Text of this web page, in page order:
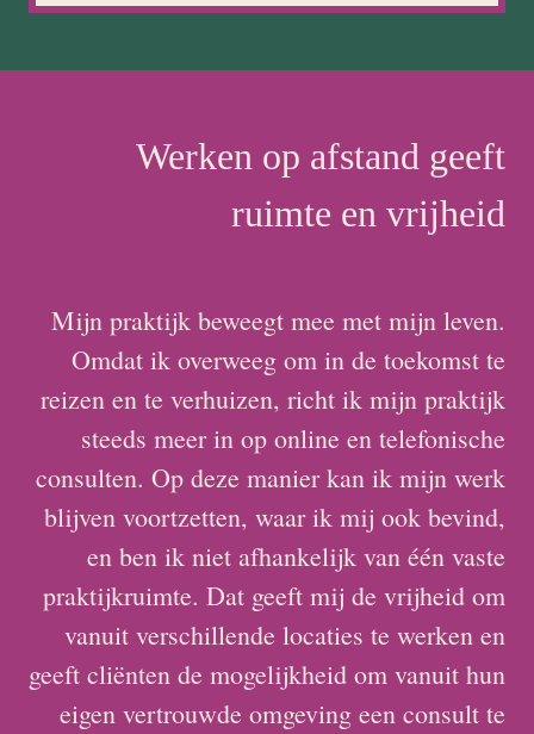
Werken op afstand geeft
ruimte en vrijheid
Mijn praktijk beweegt mee met mijn leven.
Omdat ik overweeg om in de toekomst te
reizen en te verhuizen, richt ik mijn praktijk
steeds meer in op online en telefonische
consulten. Op deze manier kan ik mijn werk
blijven voortzetten, waar ik mij ook bevind,
en ben ik niet afhankelijk van één vaste
praktijkruimte. Dat geeft mij de vrijheid om
vanuit verschillende locaties te werken en
geeft cliënten de mogelijkheid om vanuit hun
eigen vertrouwde omgeving een consult te